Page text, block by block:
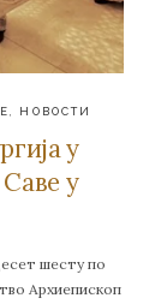
, НОВОСТИ
у
у
шесту по
Архиепископ